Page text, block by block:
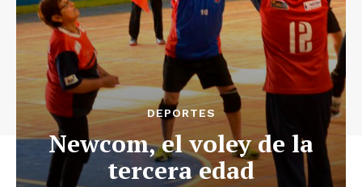
DEPORTES
Newcom, el voley de la
tercera edad